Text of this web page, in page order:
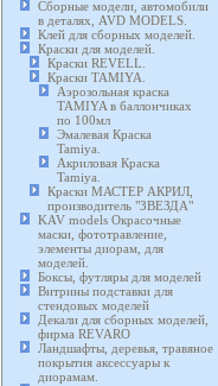
Сборные модели, автомобили
в деталях, AVD MODELS.
Клей для сборных моделей.
Краски для моделей.
Краски REVELL.
Краски TAMIYA.
Аэрозольная краска
TAMIYA в баллончиках
по 100мл
Эмалевая Краска
Tamiya.
Акриловая Краска
Tamiya.
Краски МАСТЕР АКРИЛ,
производитель "ЗВЕЗДА"
KAV models Окрасочные
маски, фототравление,
элементы диорам, для
моделей.
Боксы, футляры для моделей
Витрины подставки для
стендовых моделей
Декали для сборных моделей,
фирма REVARO
Ландшафты, деревья, травяное
покрытия аксессуары к
диорамам.